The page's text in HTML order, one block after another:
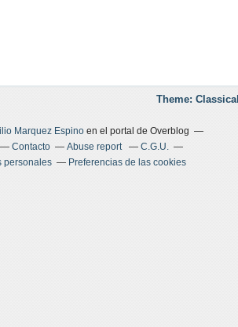
Theme:
Marquez Espinoen el portal de Overblog
Contacto Abuse report
C.G.U.
personales
Preferencias de las cookies